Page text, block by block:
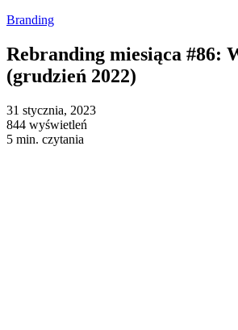
Branding
Rebranding miesiąca #86:
(grudzień 2022)
31 stycznia, 2023
844 wyświetleń
5 min. czytania